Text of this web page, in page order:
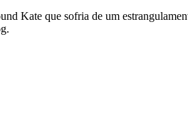
Kate que sofria de um